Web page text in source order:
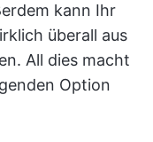
kann Ihr
überall aus
All dies macht
Option